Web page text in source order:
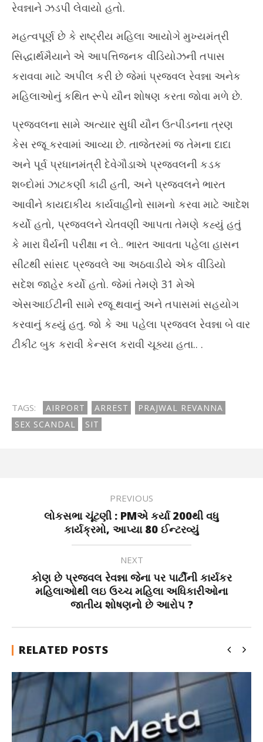
રેવન્નાને ઝડપી લેવાયો હતો.
મહત્વપૂર્ણ છે કે રાષ્ટ્રીય મહિલા આયોગે મુખ્યમંત્રી
સિદ્ધાર્થમૈયાને એ આપત્તિજનક વીડિયોઝની તપાસ
કરાવવા માટે અપીલ કરી છે જેમાં પ્રજવલ રેવન્ના અનેક
મહિલાઓનું કથિત રૂપે યૌન શોષણ કરતા જોવા મળે છે.
પ્રજ્વલના સામે અત્યાર સુધી યૌન ઉત્પીડનના ત્રણ
કેસ રજૂ કરવામાં આવ્યા છે. તાજેતરમાં જ તેમના દાદા
અને પૂર્વ પ્રધાનમંત્રી દેવેગૌડાએ પ્રજવલની કડક
શબ્દોમાં ઝાટકણી કાઢી હતી, અને પ્રજવલને ભારત
આવીને કાયદાકીય કાર્યવાહીનો સામનો કરવા માટે આદેશ
કર્યો હતો, પ્રજવલને ચેતવણી આપતા તેમણે કહ્યું હતું
કે મારા ધૈર્યની પરીક્ષા ન લે.. ભારત આવતા પહેલા હાસન
સીટથી સાંસદ પ્રજ્વલે આ અઠવાડીયે એક વીડિયો
સદેશ જાહેર કર્યો હતો. જેમાં તેમણે 31 મેએ
એસઆઈટીની સામે રજૂ થવાનું અને તપાસમાં સહયોગ
કરવાનું કહ્યું હતુ. જો કે આ પહેલા પ્રજ્વલ રેવન્ના બે વાર
ટીકીટ બુક કરાવી કેન્સલ કરાવી ચૂક્યા હતા.. .
TAGS: AIRPORT ARREST
PRAJWAL REVANNA
SEX SCANDAL
SIT
PREVIOUS
લોકસભા ચૂંટણી : PMએ કર્યા 200થી વધુ
કાર્યક્રમો, આપ્યા 80 ઈન્ટરવ્યું
NEXT
કોણ છે પ્રજ્વલ રેવન્ના જેના પર પાર્ટીની કાર્યકર
મહિલાઓથી લઇ ઉચ્ચ મહિલા અધિકારીઓના
જાતીય શોષણનો છે આરોપ ?
RELATED POSTS